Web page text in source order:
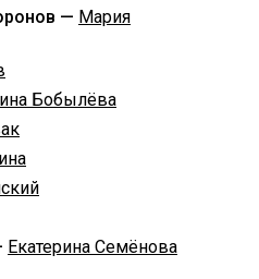
— Мария
Бобылёва
Екатерина Семёнова